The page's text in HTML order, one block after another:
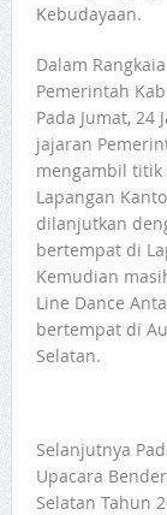
Kebudayaan.
Dalam
Pemerintah
Pada Jumat, 24
jajaran
mengambil titik
Lapangan
dilanjutkan
bertempat di
Kemudian
Line Dance
bertempat di
Selatan.
Selanjutnya
Upacara
Selatan Tahun